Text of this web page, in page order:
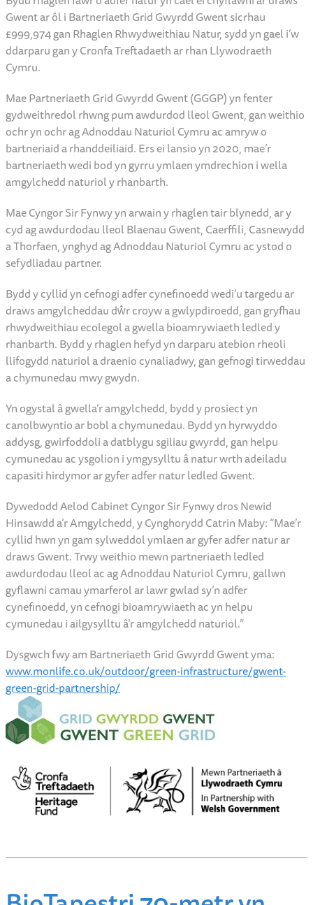
Gwent ar ôl i Bartneriaeth Grid Gwyrdd Gwent sicrhau
£999,974 gan Rhaglen Rhwydweithiau Natur, sydd yn gael i’w
ddarparu gan y Cronfa Treftadaeth ar rhan Llywodraeth
Cymru.
Mae Partneriaeth Grid Gwyrdd Gwent (GGGP) yn fenter
gydweithredol rhwng pum awdurdod lleol Gwent, gan weithio
ochr yn ochr ag Adnoddau Naturiol Cymru ac amryw o
bartneriaid a rhanddeiliaid. Ers ei lansio yn 2020, mae’r
bartneriaeth wedi bod yn gyrru ymlaen ymdrechion i wella
amgylchedd naturiol y rhanbarth.
Mae Cyngor Sir Fynwy yn arwain y rhaglen tair blynedd, ar y
cyd ag awdurdodau lleol Blaenau Gwent, Caerffili, Casnewydd
a Thorfaen, ynghyd ag Adnoddau Naturiol Cymru ac ystod o
sefydliadau partner.
Bydd y cyllid yn cefnogi adfer cynefinoedd wedi’u targedu ar
draws amgylcheddau dŵr croyw a gwlypdiroedd, gan gryfhau
rhwydweithiau ecolegol a gwella bioamrywiaeth ledled y
rhanbarth. Bydd y rhaglen hefyd yn darparu atebion rheoli
llifogydd naturiol a draenio cynaliadwy, gan gefnogi tirweddau
a chymunedau mwy gwydn.
Yn ogystal â gwella’r amgylchedd, bydd y prosiect yn
canolbwyntio ar bobl a chymunedau. Bydd yn hyrwyddo
addysg, gwirfoddoli a datblygu sgiliau gwyrdd, gan helpu
cymunedau ac ysgolion i ymgysylltu â natur wrth adeiladu
capasiti hirdymor ar gyfer adfer natur ledled Gwent.
Dywedodd Aelod Cabinet Cyngor Sir Fynwy dros Newid
Hinsawdd a’r Amgylchedd, y Cynghorydd Catrin Maby: “Mae’r
cyllid hwn yn gam sylweddol ymlaen ar gyfer adfer natur ar
draws Gwent. Trwy weithio mewn partneriaeth ledled
awdurdodau lleol ac ag Adnoddau Naturiol Cymru, gallwn
gyflawni camau ymarferol ar lawr gwlad sy’n adfer
cynefinoedd, yn cefnogi bioamrywiaeth ac yn helpu
cymunedau i ailgysylltu â’r amgylchedd naturiol.”
Dysgwch fwy am Bartneriaeth Grid Gwyrdd Gwent yma:
www.monlife.co.uk/outdoor/green-infrastructure/gwent-
green-grid-partnership/